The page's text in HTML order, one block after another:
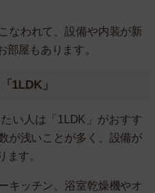
なわれて、設備や内装が新
部屋もあります。
1LDK」
い人は「1LDK」がおすす
が浅いことが多く、設備が
ます。
キッチン、浴室乾燥機やオ